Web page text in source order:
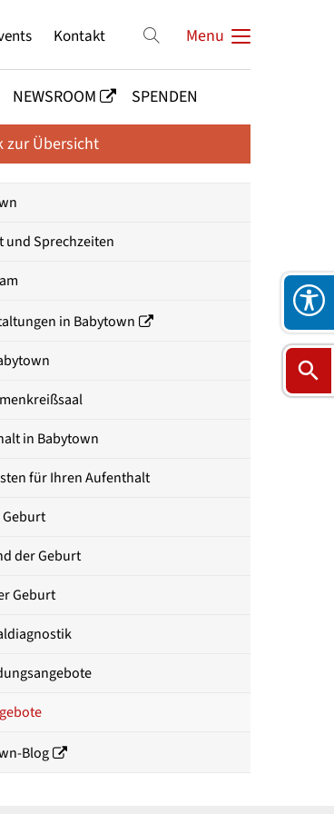
Menu
NEWSROOM SPENDEN
Kontakt
zur Übersicht
und Sprechzeiten
in Babytown
in Babytown
für Ihren Aufenthalt
der Geburt
Geburt
Blog